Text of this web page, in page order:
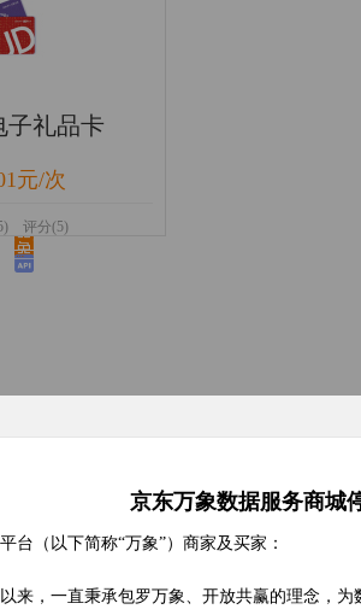
京东万象数据服务商城
台（以下简称“万象”）商家及买家：
来，一直秉承包罗万象、开放共赢的理念，
子礼品卡
元/次
评分(5)
实况